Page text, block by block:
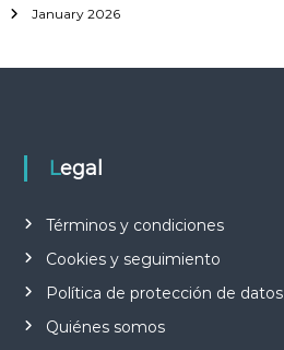
January 2026
Legal
Términos y condiciones
Cookies y seguimiento
Política de protección de datos
Quiénes somos